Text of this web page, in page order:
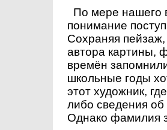
По мере нашего
понимание
Сохраняя
автора картины,
времён
школьные годы
этот художник,
либо сведения об
Однако фамилия